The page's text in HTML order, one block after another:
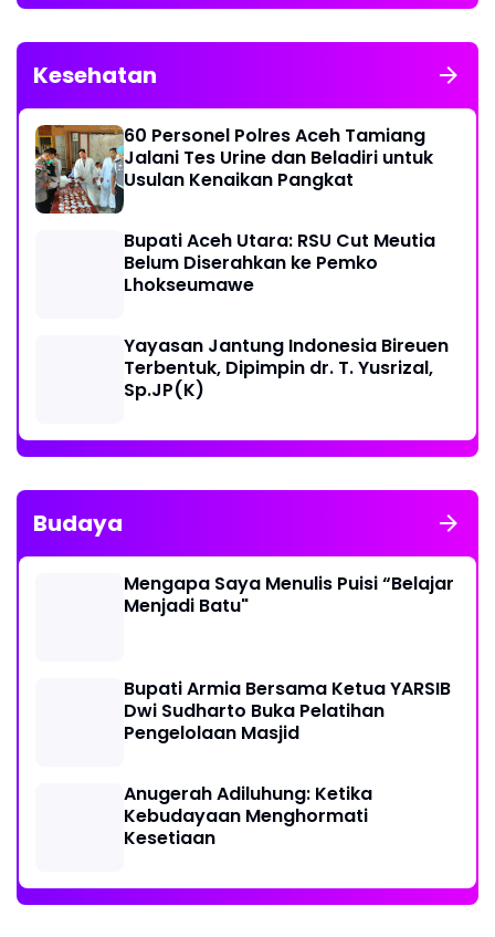
Kesehatan
60 Personel Polres Aceh Tamiang
Jalani Tes Urine dan Beladiri untuk
Usulan Kenaikan Pangkat
Bupati Aceh Utara: RSU Cut Meutia
Belum Diserahkan ke Pemko
Lhokseumawe
Yayasan Jantung Indonesia Bireuen
Terbentuk, Dipimpin dr. T. Yusrizal,
Sp.JP(K)
Budaya
Mengapa Saya Menulis Puisi “Belajar
Menjadi Batu"
Bupati Armia Bersama Ketua YARSIB
Dwi Sudharto Buka Pelatihan
Pengelolaan Masjid
Anugerah Adiluhung: Ketika
Kebudayaan Menghormati
Kesetiaan